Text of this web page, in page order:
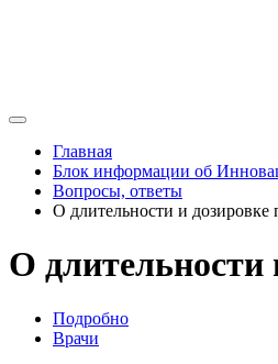
Главная
Блок информации об
Вопросы, ответы
О длительности и дозировке
О длительности
Подробно
Врачи